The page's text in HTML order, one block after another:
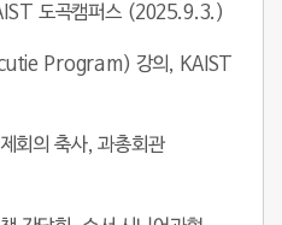
도곡캠퍼스 (2025.9.3.)
Program) 강의, KAIST
의 축사, 과총회관